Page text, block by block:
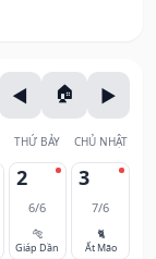
THỨ BẢY CHỦ NHẬT
2
6/6
🐅
Giáp Dần
3
7/6
🐈
Ất Mão